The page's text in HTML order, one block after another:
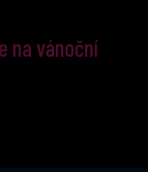
na vánoční